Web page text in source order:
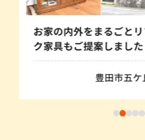
お家の内外をまるごと
ク家具もご提案しました
豊田市五ケ